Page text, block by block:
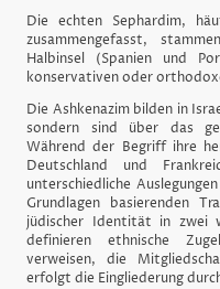
Die echten Sephardim,
zusammengefasst,
Halbinsel (Spanien und
konservativen oder
Die Ashkenazim bilden in
sondern sind über das
Während der Begriff ihre
Deutschland und
unterschiedliche
Grundlagen basierenden
jüdischer Identität in zwei
definieren ethnische
verweisen, die
erfolgt die Eingliederung